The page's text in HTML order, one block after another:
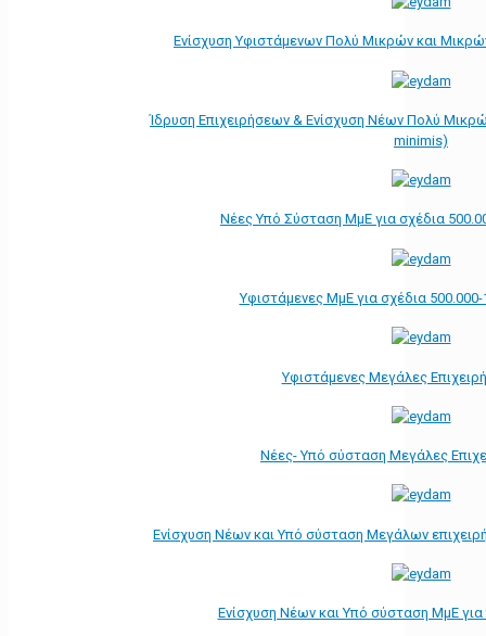
Ενίσχυση Υφιστάμενων Πολύ Μικρών και
Ίδρυση Επιχειρήσεων & Ενίσχυση Νέων Πολύ
minimis)
Νέες Υπό Σύσταση ΜμΕ για σχέδια
Υφιστάμενες ΜμΕ για σχέδια
Υφιστάμενες Μεγάλες
Νέες- Υπό σύσταση Μεγάλες
Ενίσχυση Νέων και Υπό σύσταση Μεγάλων
Ενίσχυση Νέων και Υπό σύσταση ΜμΕ